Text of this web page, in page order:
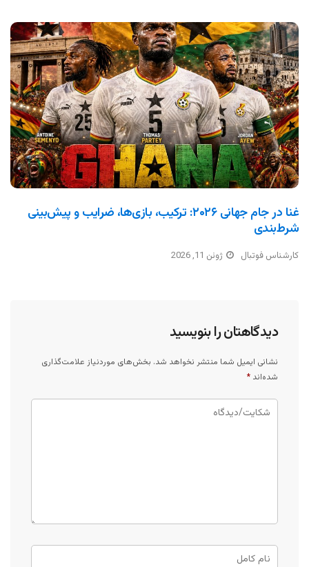
غنا در جام جهانی ۲۰۲۶: ترکیب، بازی‌ها، ضرایب و پیش‌بینی
شرط‌بندی
کارشناس فوتبال ژوئن 11, 2026
دیدگاهتان را بنویسید
نشانی ایمیل شما منتشر نخواهد شد. بخش‌های موردنیاز علامت‌گذاری
شده‌اند *